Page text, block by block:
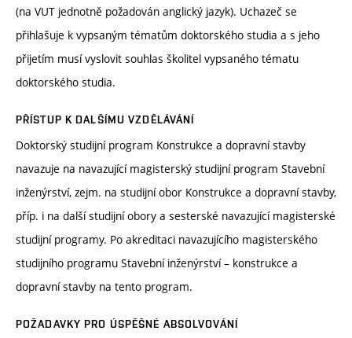
(na VUT jednotně požadován anglický jazyk). Uchazeč se
přihlašuje k vypsaným tématům doktorského studia a s jeho
přijetím musí vyslovit souhlas školitel vypsaného tématu
doktorského studia.
PŘÍSTUP K DALŠÍMU VZDĚLÁVÁNÍ
Doktorský studijní program Konstrukce a dopravní stavby
navazuje na navazující magisterský studijní program Stavební
inženýrství, zejm. na studijní obor Konstrukce a dopravní stavby,
příp. i na další studijní obory a sesterské navazující magisterské
studijní programy. Po akreditaci navazujícího magisterského
studijního programu Stavební inženýrství – konstrukce a
dopravní stavby na tento program.
POŽADAVKY PRO ÚSPĚŠNÉ ABSOLVOVÁNÍ